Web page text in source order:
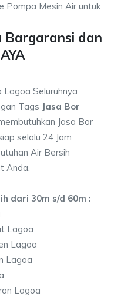
Pompa Mesin Air untuk
Bargaransi dan
Seluruhnya
Tags Jasa Bor
Jasa Bor
selalu 24 Jam
Air Bersih
Anda.
dari 30m s/d 60m :
Lagoa
Lagoa
Lagoa
Lagoa